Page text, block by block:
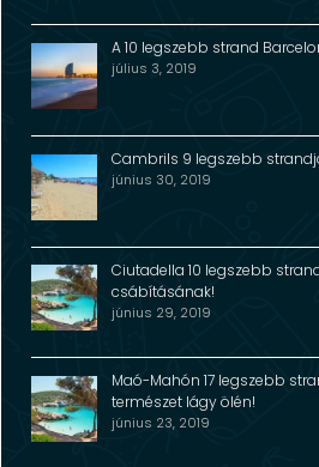
A 10 legszebb strand
július 3, 2019
Cambrils 9 legszebb
június 30, 2019
Ciutadella 10 legszebb strandja: Engedj a kékség
csábításának!
június 29, 2019
Maó-Mahón 17 legszebb strandja: Frissülj fel a
természet lágy ölén!
június 23, 2019